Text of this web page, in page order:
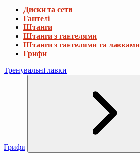
Диски та сети
Гантелі
Штанги
Штанги з гантелями
Штанги з гантелями та лавками
Грифи
Тренувальні лавки
Грифи